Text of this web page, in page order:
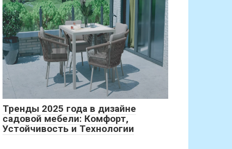
Тренды 2025 года в дизайне
садовой мебели: Комфорт,
Устойчивость и Технологии